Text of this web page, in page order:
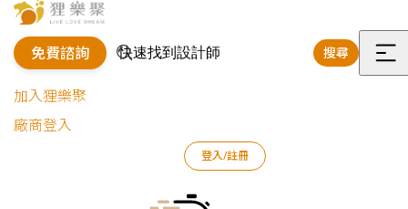
免費諮詢 搜尋
選
加入狸樂聚
廠商登入
登入/註冊
室內設計作品 蔡惠如/黃富家